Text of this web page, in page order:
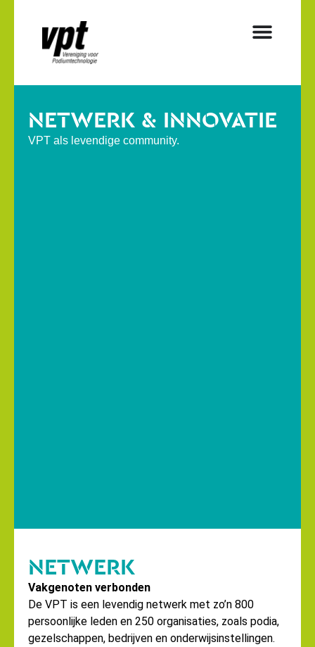
NETWERK & INNOVATIE
VPT als levendige community.
NETWERK
Vakgenoten verbonden
De VPT is een levendig netwerk met zo’n 800
persoonlijke leden en 250 organisaties, zoals podia,
gezelschappen, bedrijven en onderwijsinstellingen.